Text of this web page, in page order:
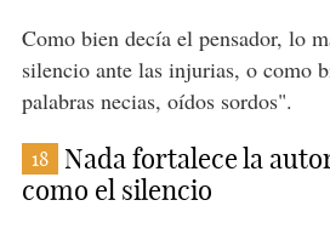
Como bien decía el pensador, lo
silencio ante las injurias, o como
palabras necias, oídos sordos".
18
Nada fortalece la
como el silencio